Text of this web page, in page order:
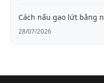
Cách nấu gạo lứt bằng
28/07/2026